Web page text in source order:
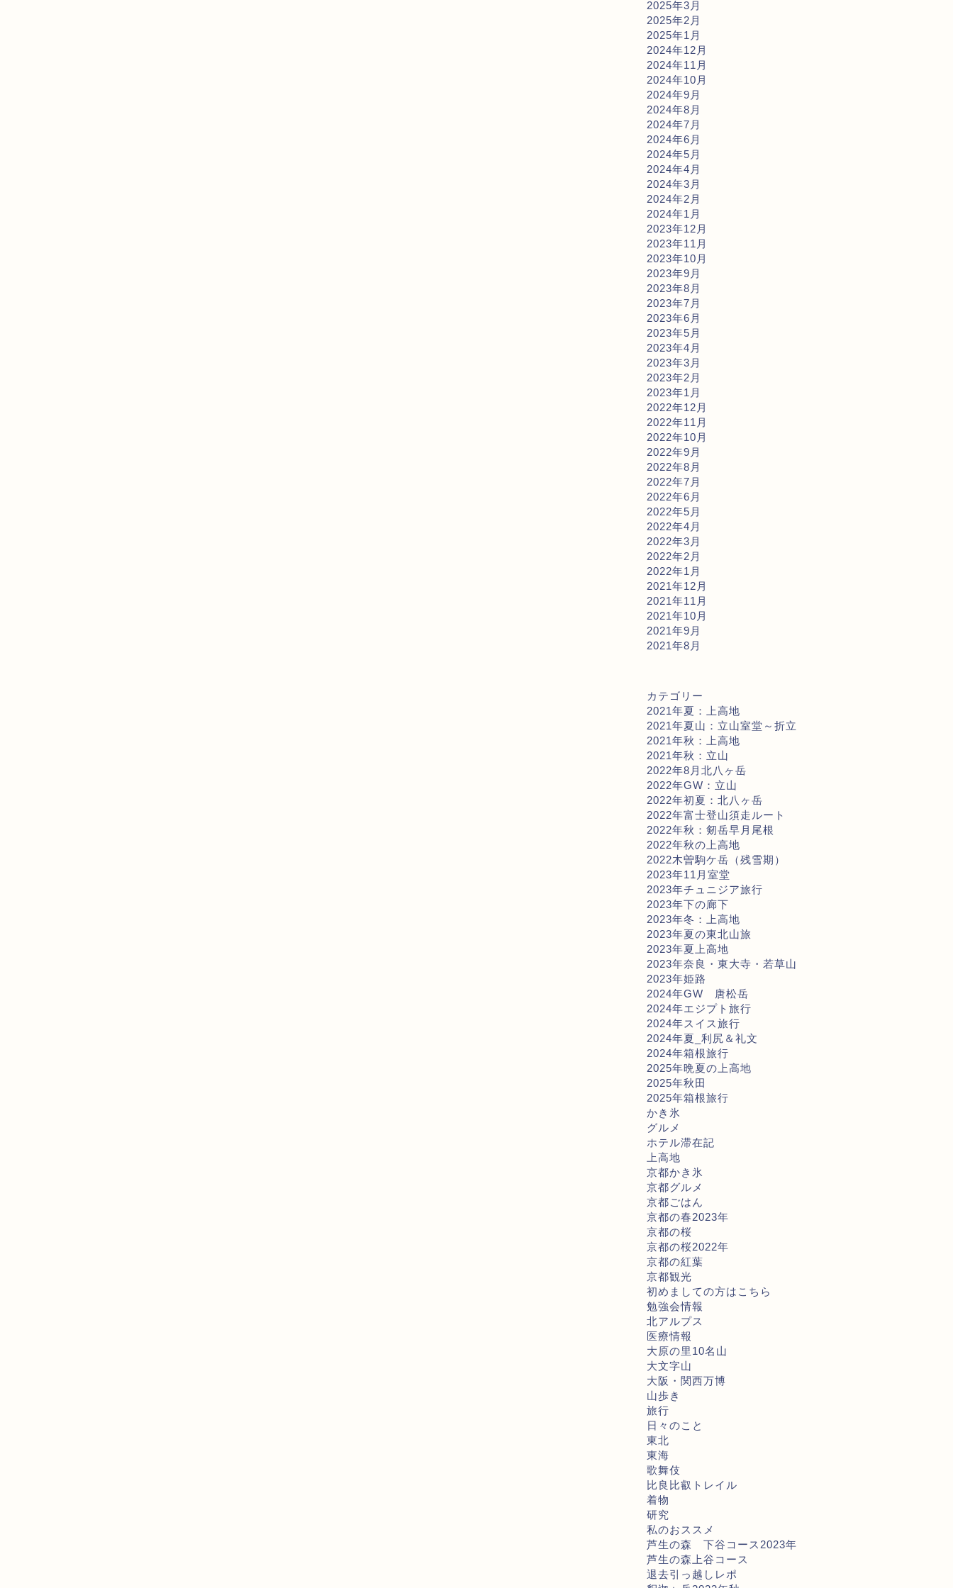
2025年3月
2025年2月
2025年1月
2024年12月
2024年11月
2024年10月
2024年9月
2024年8月
2024年7月
2024年6月
2024年5月
2024年4月
2024年3月
2024年2月
2024年1月
2023年12月
2023年11月
2023年10月
2023年9月
2023年8月
2023年7月
2023年6月
2023年5月
2023年4月
2023年3月
2023年2月
2023年1月
2022年12月
2022年11月
2022年10月
2022年9月
2022年8月
2022年7月
2022年6月
2022年5月
2022年4月
2022年3月
2022年2月
2022年1月
2021年12月
2021年11月
2021年10月
2021年9月
2021年8月
カテゴリー
2021年夏：上高地
2021年夏山：立山室堂～折立
2021年秋：上高地
2021年秋：立山
2022年8月北八ヶ岳
2022年GW：立山
2022年初夏：北八ヶ岳
2022年富士登山須走ルート
2022年秋：剱岳早月尾根
2022年秋の上高地
2022木曽駒ケ岳（残雪期）
2023年11月室堂
2023年チュニジア旅行
2023年下の廊下
2023年冬：上高地
2023年夏の東北山旅
2023年夏上高地
2023年奈良・東大寺・若草山
2023年姫路
2024年GW 唐松岳
2024年エジプト旅行
2024年スイス旅行
2024年夏_利尻＆礼文
2024年箱根旅行
2025年晩夏の上高地
2025年秋田
2025年箱根旅行
かき氷
グルメ
ホテル滞在記
上高地
京都かき氷
京都グルメ
京都ごはん
京都の春2023年
京都の桜
京都の桜2022年
京都の紅葉
京都観光
初めましての方はこちら
勉強会情報
北アルプス
医療情報
大原の里10名山
大文字山
大阪・関西万博
山歩き
旅行
日々のこと
東北
東海
歌舞伎
比良比叡トレイル
着物
研究
私のおススメ
芦生の森 下谷コース2023年
芦生の森上谷コース
退去引っ越しレポ